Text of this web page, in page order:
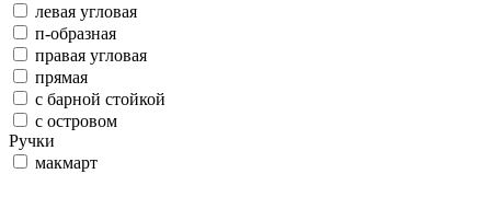
левая угловая
п-образная
правая угловая
прямая
с барной стойкой
с островом
Ручки
макмарт